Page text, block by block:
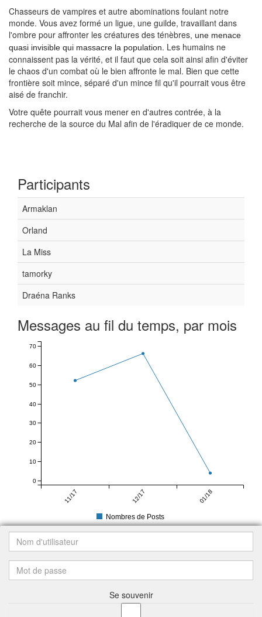
Chasseurs de vampires et autre abominations foulant notre
monde. Vous avez formé un ligue, une guilde, travaillant dans
l'ombre pour affronter les créatures des ténèbres , une menace
quasi invisible qui massacre la population. Les humains ne
connaissent pas la vérité, et il faut que cela soit ainsi afin d'éviter
le chaos d'un combat où le bien affronte le mal. Bien que cette
frontière soit mince, séparé d'un mince fil qu'il pourrait vous être
aisé de franchir.
Votre quête pourrait vous mener en d'autres contrée, à la
recherche de la source du Mal afin de l'éradiquer de ce monde.
Participants
Armaklan
Orland
La Miss
tamorky
Draéna Ranks
Messages au fil du temps, par mois
11/17 12/17 01/18
0
10
20
30
40
50
60
70
Nombres de Posts
Se souvenir